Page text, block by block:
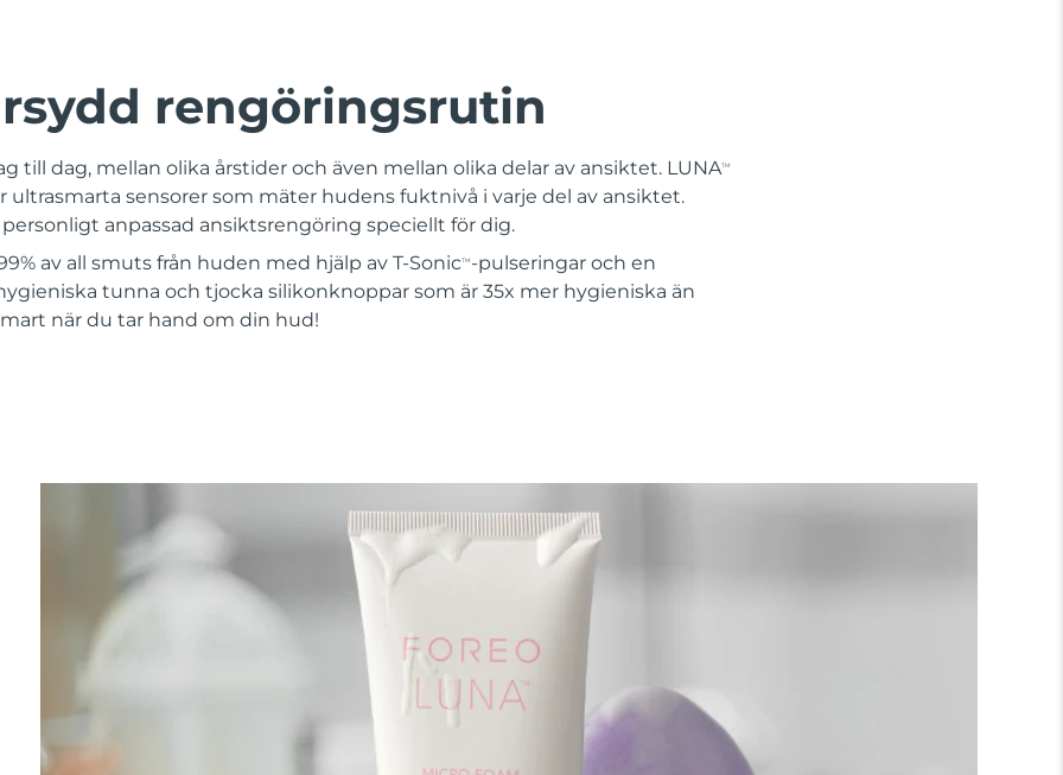
rengöringsrutin
till dag, mellan olika årstider och även mellan olika delar av ansiktet. LUNATM
ultrasmarta sensorer som mäter hudens fuktnivå i varje del av ansiktet.
anpassad ansiktsrengöring speciellt för dig.
av all smuts från huden med hjälp av T-SonicTM -pulseringar och en
tunna och tjocka silikonknoppar som är 35x mer hygieniska än
när du tar hand om din hud!